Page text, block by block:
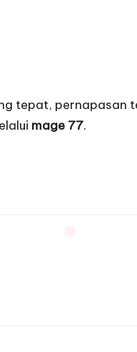
tepat, pernapasan
mage 77.